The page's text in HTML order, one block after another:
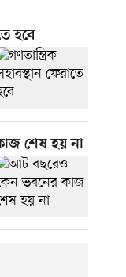
হবে
শেষ হয় না